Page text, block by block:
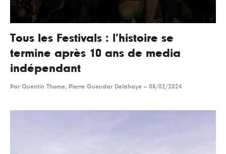
Tous les Festivals : l’histoire se
termine après 10 ans de media
indépendant
Par Quentin Thome, Pierre Gueudar Delahaye -- 08/02/2024